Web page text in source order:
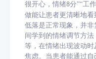
很开心，情绪8分”“工
做能让患者更清晰地
低落是正常现象，并
间学到的情绪调节方
等，在情绪出现波动
焦虑。当患者能通过自